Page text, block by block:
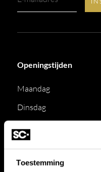
Toestemming
Openingstijden
Maandag
Dinsdag
Vrijdag